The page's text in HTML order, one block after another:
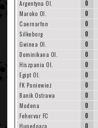
Argentyna Ol. 0
Maroko Ol. 0
Caernarfon 0
Silkeborg 0
Gwinea Ol. 0
Dominikana Ol. 0
Hiszpania Ol. 0
Egipt Ol. 0
FK Poniewież 0
Banik Ostrawa 0
Modena 0
Fehervar FC 0
Hunedoara 0